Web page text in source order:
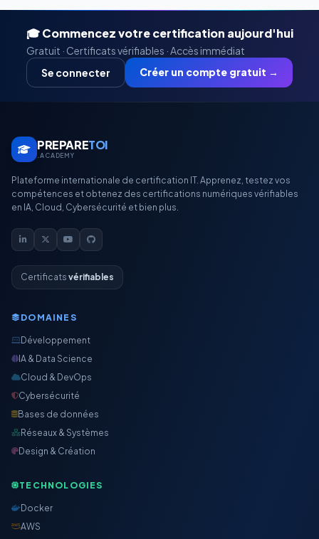
🎓 Commencez votre certification aujourd'hui
Gratuit · Certificats vérifiables · Accès immédiat
Se connecter
Créer un compte gratuit →
PREPARETOI
.ACADEMY
Plateforme internationale de certification IT. Apprenez, testez vos
compétences et obtenez des certifications numériques vérifiables
en IA, Cloud, Cybersécurité et bien plus.
Certificats vérifiables
DOMAINES
Développement
IA & Data Science
Cloud & DevOps
Cybersécurité
Bases de données
Réseaux & Systèmes
Design & Création
TECHNOLOGIES
Docker
AWS